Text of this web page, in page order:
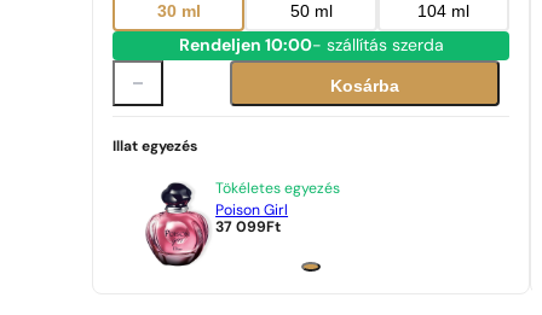
30 ml 50 ml 104 ml
Rendeljen 10:00- szállítás szerda
Kosárba
Illat egyezés
Tökéletes egyezés
Poison Girl
37 099Ft